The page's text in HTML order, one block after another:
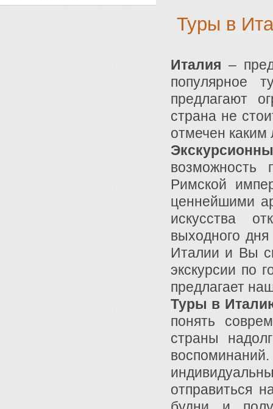
Туры в
Италия –
популярное
предлагают
страна не
отмечен
возможность
Римской
ценнейшими
искусства
выходного
Италии и Вы
экскурсии по
предлагает
Туры в
понять
страны
отправиться